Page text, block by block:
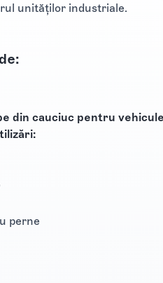
unităţilor industriale.
din cauciuc pentru
perne